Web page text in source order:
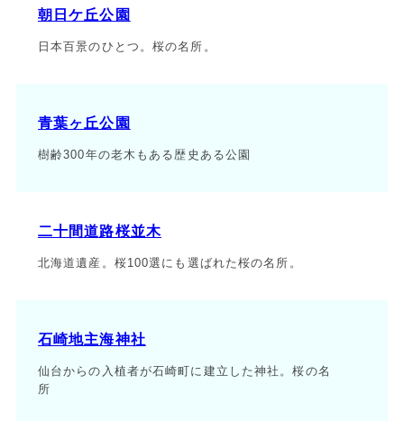
朝日ケ丘公園
日本百景のひとつ。桜の名所。
青葉ヶ丘公園
樹齢300年の老木もある歴史ある公園
二十間道路桜並木
北海道遺産。桜100選にも選ばれた桜の名所。
石崎地主海神社
仙台からの入植者が石崎町に建立した神社。桜の名
所